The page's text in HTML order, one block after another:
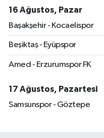
16 Ağustos, Pazar
Başakşehir - Kocaelispor
Beşiktaş - Eyüpspor
Amed - Erzurumspor FK
17 Ağustos, Pazartesi
Samsunspor - Göztepe